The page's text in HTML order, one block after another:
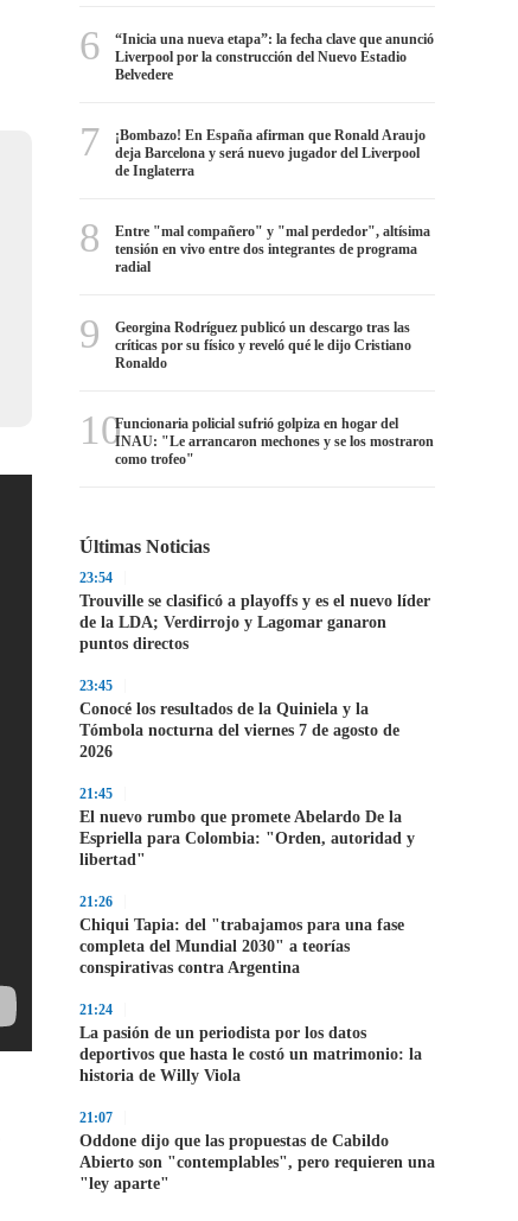
6
“Inicia una nueva etapa”: la fecha clave que anunció
Liverpool por la construcción del Nuevo Estadio
Belvedere
7
¡Bombazo! En España afirman que Ronald Araujo
deja Barcelona y será nuevo jugador del Liverpool
de Inglaterra
8
Entre "mal compañero" y "mal perdedor", altísima
tensión en vivo entre dos integrantes de programa
radial
9
Georgina Rodríguez publicó un descargo tras las
críticas por su físico y reveló qué le dijo Cristiano
Ronaldo
10Funcionaria policial sufrió golpiza en hogar del
INAU: "Le arrancaron mechones y se los mostraron
como trofeo"
Últimas Noticias
23:54
Trouville se clasificó a playoffs y es el nuevo líder
de la LDA; Verdirrojo y Lagomar ganaron
puntos directos
23:45
Conocé los resultados de la Quiniela y la
Tómbola nocturna del viernes 7 de agosto de
2026
21:45
El nuevo rumbo que promete Abelardo De la
Espriella para Colombia: "Orden, autoridad y
libertad"
21:26
Chiqui Tapia: del "trabajamos para una fase
completa del Mundial 2030" a teorías
conspirativas contra Argentina
21:24
La pasión de un periodista por los datos
deportivos que hasta le costó un matrimonio: la
historia de Willy Viola
21:07
Oddone dijo que las propuestas de Cabildo
Abierto son "contemplables", pero requieren una
"ley aparte"